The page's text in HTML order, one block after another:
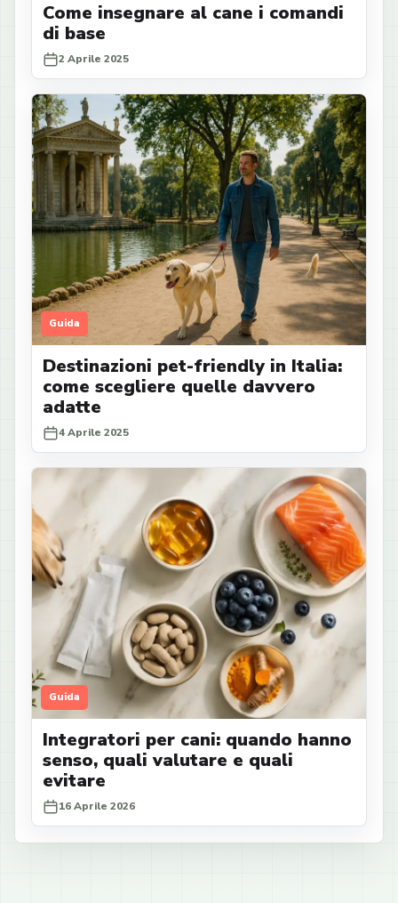
Come insegnare al cane i comandi
di base
2 Aprile 2025
Guida
Destinazioni pet-friendly in Italia:
come scegliere quelle davvero
adatte
4 Aprile 2025
Guida
Integratori per cani: quando hanno
senso, quali valutare e quali
evitare
16 Aprile 2026